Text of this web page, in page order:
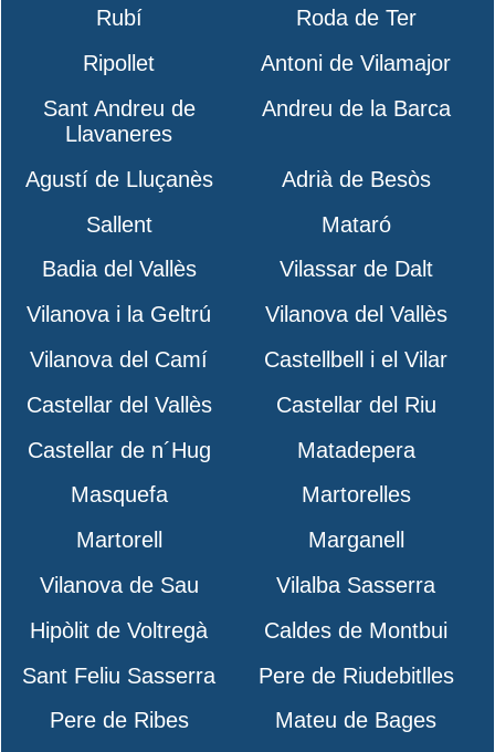
Rubí
Roda de Ter
Ripollet
Antoni de Vilamajor
Sant Andreu de
Llavaneres
Andreu de la Barca
Agustí de Lluçanès
Adrià de Besòs
Sallent
Mataró
Badia del Vallès
Vilassar de Dalt
Vilanova i la Geltrú
Vilanova del Vallès
Vilanova del Camí
Castellbell i el Vilar
Castellar del Vallès
Castellar del Riu
Castellar de n´Hug
Matadepera
Masquefa
Martorelles
Martorell
Marganell
Vilanova de Sau
Vilalba Sasserra
Hipòlit de Voltregà
Caldes de Montbui
Sant Feliu Sasserra
Pere de Riudebitlles
Pere de Ribes
Mateu de Bages